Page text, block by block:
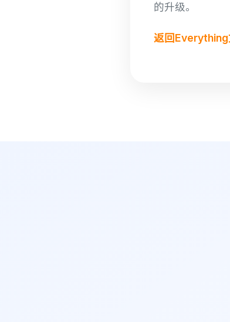
的升级。
返回Everything